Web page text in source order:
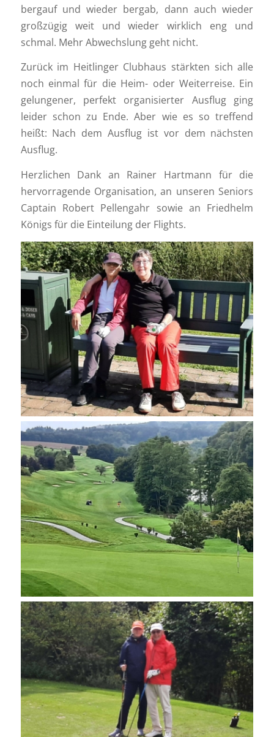
bergauf und wieder bergab, dann auch wieder
großzügig weit und wieder wirklich eng und
schmal. Mehr Abwechslung geht nicht.
Zurück im Heitlinger Clubhaus stärkten sich alle
noch einmal für die Heim- oder Weiterreise. Ein
gelungener, perfekt organisierter Ausflug ging
leider schon zu Ende. Aber wie es so treffend
heißt: Nach dem Ausflug ist vor dem nächsten
Ausflug.
Herzlichen Dank an Rainer Hartmann für die
hervorragende Organisation, an unseren Seniors
Captain Robert Pellengahr sowie an Friedhelm
Königs für die Einteilung der Flights.